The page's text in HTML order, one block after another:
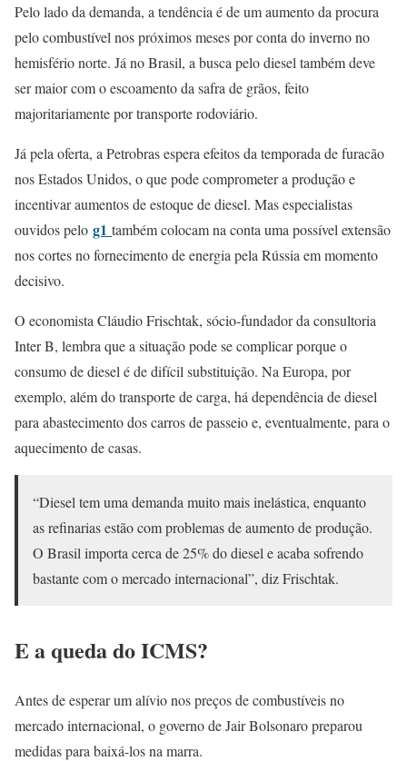
Pelo lado da demanda, a tendência é de um aumento da procura
pelo combustível nos próximos meses por conta do inverno no
hemisfério norte. Já no Brasil, a busca pelo diesel também deve
ser maior com o escoamento da safra de grãos, feito
majoritariamente por transporte rodoviário.
Já pela oferta, a Petrobras espera efeitos da temporada de furacão
nos Estados Unidos, o que pode comprometer a produção e
incentivar aumentos de estoque de diesel. Mas especialistas
ouvidos pelo g1 também colocam na conta uma possível extensão
nos cortes no fornecimento de energia pela Rússia em momento
decisivo.
O economista Cláudio Frischtak, sócio-fundador da consultoria
Inter B, lembra que a situação pode se complicar porque o
consumo de diesel é de difícil substituição. Na Europa, por
exemplo, além do transporte de carga, há dependência de diesel
para abastecimento dos carros de passeio e, eventualmente, para o
aquecimento de casas.
“Diesel tem uma demanda muito mais inelástica, enquanto
as refinarias estão com problemas de aumento de produção.
O Brasil importa cerca de 25% do diesel e acaba sofrendo
bastante com o mercado internacional”, diz Frischtak.
E a queda do ICMS?
Antes de esperar um alívio nos preços de combustíveis no
mercado internacional, o governo de Jair Bolsonaro preparou
medidas para baixá-los na marra.